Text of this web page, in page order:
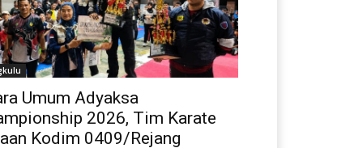
Umum Adyaksa
2026, Tim Karate
Kodim 0409/Rejang